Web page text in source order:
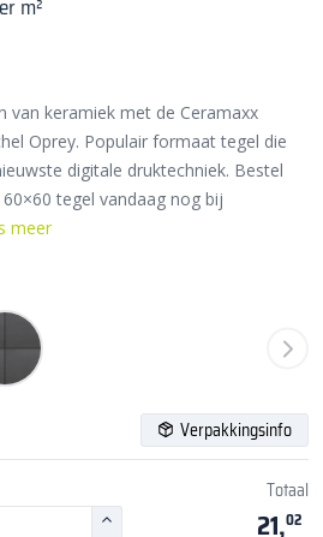
m²
van keramiek met de Ceramaxx
Oprey. Populair formaat tegel die
digitale druktechniek. Bestel
tegel vandaag nog bij
meer
Verpakkingsinfo
Totaal
21,02